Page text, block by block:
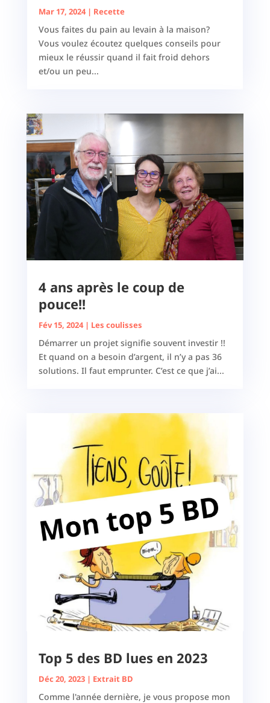
Mar 17, 2024| Recette
Vous faites du pain au levain à la maison?
Vous voulez écoutez quelques conseils pour
mieux le réussir quand il fait froid dehors
et/ou un peu...
4 ans après le coup de
pouce!!
Fév 15, 2024| Les coulisses
Démarrer un projet signifie souvent investir !!
Et quand on a besoin d’argent, il n’y a pas 36
solutions. Il faut emprunter. C’est ce que j’ai...
Top 5 des BD lues en 2023
Déc 20, 2023| Extrait BD
Comme l'année dernière, je vous propose mon